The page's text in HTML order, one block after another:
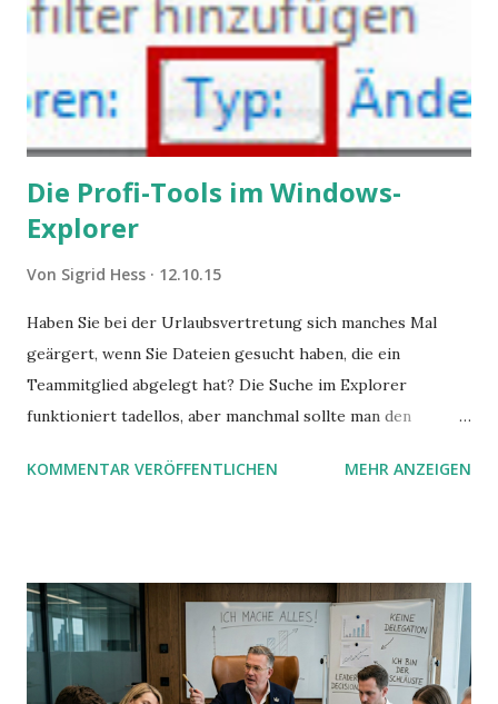
Die Profi-Tools im Windows-
Explorer
Von Sigrid Hess 12.10.15
Haben Sie bei der Urlaubsvertretung sich manches Mal
geärgert, wenn Sie Dateien gesucht haben, die ein
Teammitglied abgelegt hat? Die Suche im Explorer
funktioniert tadellos, aber manchmal sollte man den
mit UND oder ODER oder NICHT... Das geht so einfach,
KOMMENTAR VERÖFFENTLICHEN MEHR ANZEIGEN